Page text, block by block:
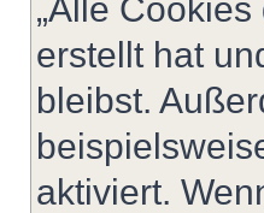
„Alle
erstellt hat
bleibst.
aktiviert.